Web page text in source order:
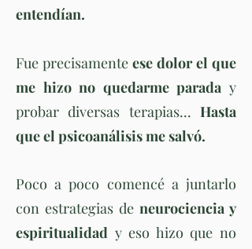
entendían.
Fue precisamente ese dolor el que
me hizo no quedarme parada y
probar diversas terapias... Hasta
que el psicoanálisis me salvó.
Poco a poco comencé a juntarlo
con estrategias de neurociencia y
espiritualidad y eso hizo que no